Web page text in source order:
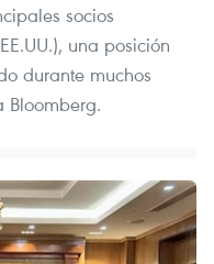
socios
una posición
durante muchos
Bloomberg.